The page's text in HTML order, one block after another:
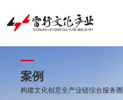
案例
构建文化创意全产业链综合服务圈